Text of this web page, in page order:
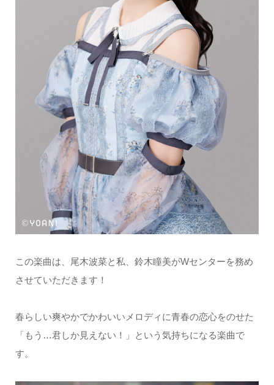
この楽曲は、尾木波菜と私、鈴木瞳美がWセンターを務め
させていただきます！
春らしい爽やかでかわいいメロディに青春の恋心をのせた
「もう…君しか見えない！」という気持ちになる楽曲で
す。